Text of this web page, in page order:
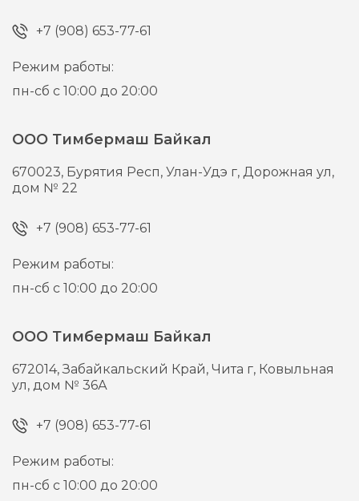
+7 (908) 653-77-61
Режим работы:
пн-сб с 10:00 до 20:00
ООО Тимбермаш Байкал
670023, Бурятия Респ, Улан-Удэ г,Дорожная ул,
дом № 22
+7 (908) 653-77-61
Режим работы:
пн-сб с 10:00 до 20:00
ООО Тимбермаш Байкал
672014,Забайкальский Край, Чита г, Ковыльная
ул, дом № 36А
+7 (908) 653-77-61
Режим работы:
пн-сб с 10:00 до 20:00